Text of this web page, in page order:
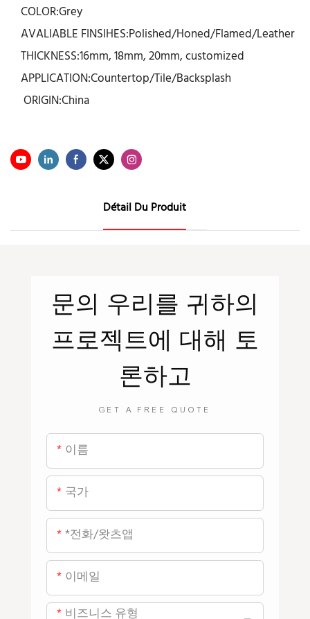
COLOR:Grey
AVALIABLE FINSIHES:Polished/Honed/Flamed/Leather
THICKNESS:16mm, 18mm, 20mm, customized
APPLICATION:Countertop/Tile/Backsplash
ORIGIN:China
Détail Du Produit
문의 우리를 귀하의
프로젝트에 대해 토
론하고
GET A FREE QUOTE
이름
국가
*전화/왓츠앱
이메일
비즈니스 유형